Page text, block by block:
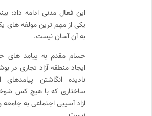
این فعال مدنی ادامه داد:
یکی از مهم ترین مولفه
به آن آسان نیست.
حسام مقدم به پیامد های
ایجاد منطقه آزاد تجاری در
نادیده انگاشتن
ساختاری که با هیچ کس
ازاد آسیبی اجتماعی به